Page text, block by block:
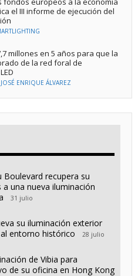
el III informe de ejecución del
millones en 5 años para que la
de la red foral de
JOSÉ ENRIQUE ÁLVAREZ
Boulevard recupera su
una nueva iluminación
31 julio
su iluminación exterior
entorno histórico
28 julio
de Vibia para
de su oficina en Hong Kong